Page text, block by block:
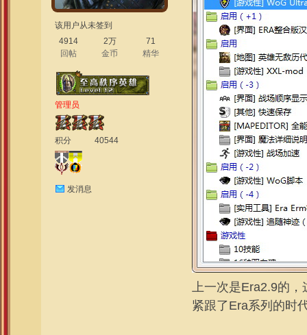
该用户从未签到
4914
回帖
2万
金币
71
精华
管理员
积分 40544
发消息
上一次是Era2.9的，
紧跟了Era系列的时